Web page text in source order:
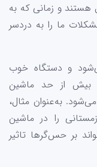
هستند و زمانی که به
ما را به دردسر
و دستگاه خوب
بیش از حد ماشین
به‌عنوان مثال،
را در ماشین
بر حس‌گرها تاثیر